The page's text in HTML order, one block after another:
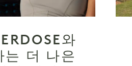
와
는 더 나은